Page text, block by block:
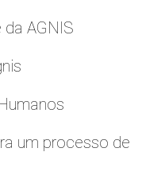
da AGNIS
um processo de